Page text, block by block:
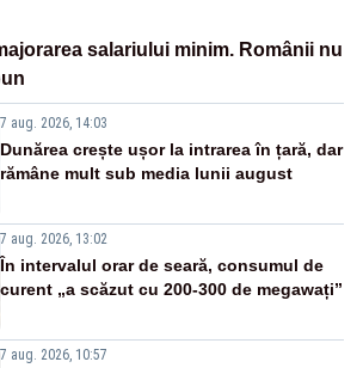
salariului minim. Românii nu
7 aug. 2026, 14:03
Dunărea crește ușor la intrarea în țară, dar
rămâne mult sub media lunii august
7 aug. 2026, 13:02
În intervalul orar de seară, consumul de
curent „a scăzut cu 200-300 de megawați”
7 aug. 2026, 10:57